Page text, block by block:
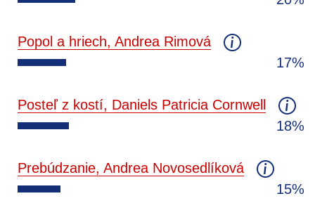
Popol a hriech, Andrea Rimová
17%
Posteľ z kostí, Daniels Patricia Cornwell
18%
Prebúdzanie, Andrea Novosedlíková
15%